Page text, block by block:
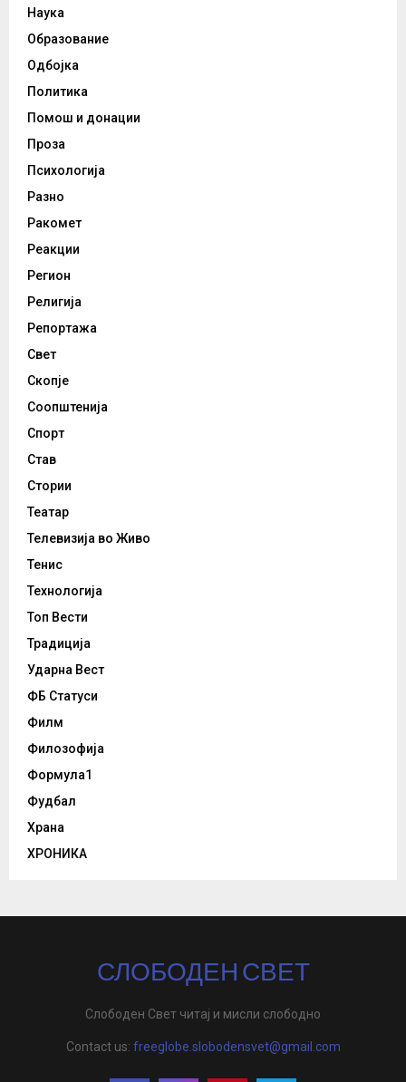
Наука
Образование
Одбојка
Политика
Помош и донации
Проза
Психологија
Разно
Ракомет
Реакции
Регион
Религија
Репортажа
Свет
Скопје
Соопштенија
Спорт
Став
Стории
Театар
Телевизија во Живо
Тенис
Технологија
Топ Вести
Традиција
Ударна Вест
ФБ Статуси
Филм
Филозофија
Формула1
Фудбал
Храна
ХРОНИКА
СЛОБОДЕН СВЕТ
Слободен Свет читај и мисли слободно
Contact us: freeglobe.slobodensvet@gmail.com